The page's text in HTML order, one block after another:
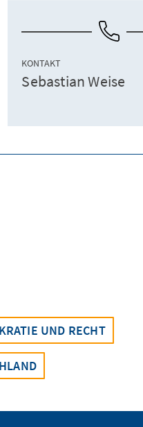
KONTAKT
Sebastian Weise
UND RECHT